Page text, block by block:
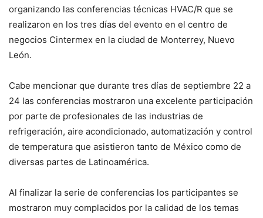
organizando las conferencias técnicas HVAC/R que se
realizaron en los tres días del evento en el centro de
negocios Cintermex en la ciudad de Monterrey, Nuevo
León.
Cabe mencionar que durante tres días de septiembre 22 a
24 las conferencias mostraron una excelente participación
por parte de profesionales de las industrias de
refrigeración, aire acondicionado, automatización y control
de temperatura que asistieron tanto de México como de
diversas partes de Latinoamérica.
Al finalizar la serie de conferencias los participantes se
mostraron muy complacidos por la calidad de los temas